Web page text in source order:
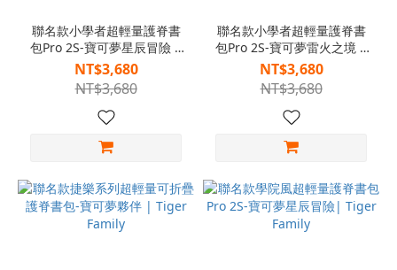
聯名款小學者超輕量護脊書
包Pro 2S-寶可夢星辰冒險 |
Tiger Family
NT$3,680
NT$3,680
聯名款小學者超輕量護脊書
包Pro 2S-寶可夢雷火之境 |
Tiger Family
NT$3,680
NT$3,680